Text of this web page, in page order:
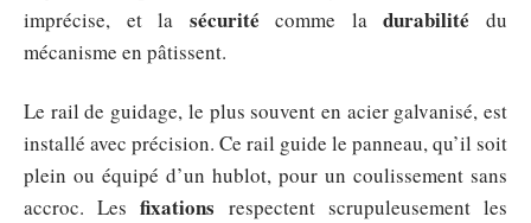
imprécise, et la sécurité comme ladurabilité du
mécanisme en pâtissent.
Le rail de guidage, le plus souvent en acier galvanisé, est
installé avec précision. Ce rail guide le panneau, qu’il soit
plein ou équipé d’un hublot, pour un coulissement sans
accroc. Lesfixations respectent scrupuleusement les